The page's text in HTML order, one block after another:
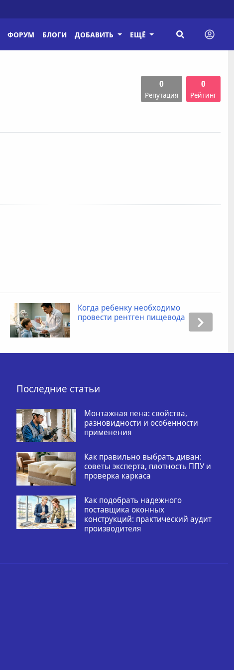
ФОРУМ БЛОГИ ДОБАВИТЬ ЕЩЁ
0
Репутация
0
Рейтинг
Когда ребенку необходимо
провести рентген пищевода
Последние статьи
Монтажная пена: свойства,
разновидности и особенности
применения
Как правильно выбрать диван:
советы эксперта, плотность ППУ и
проверка каркаса
Как подобрать надежного
поставщика оконных
конструкций: практический аудит
производителя